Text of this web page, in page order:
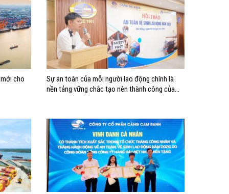
cho
Sự an toàn của mỗi người lao động chính là
nền tảng vững chắc tạo nên thành công của